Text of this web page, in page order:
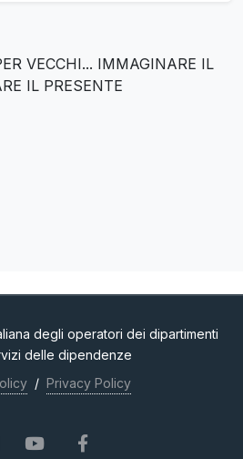
degli operatori dei dipartimenti
delle dipendenze
/ Privacy Policy